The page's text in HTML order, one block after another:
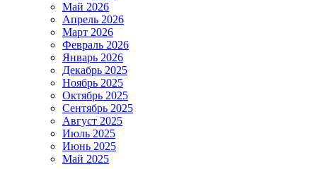
Май 2026
Апрель 2026
Март 2026
Февраль 2026
Январь 2026
Декабрь 2025
Ноябрь 2025
Октябрь 2025
Сентябрь 2025
Август 2025
Июль 2025
Июнь 2025
Май 2025